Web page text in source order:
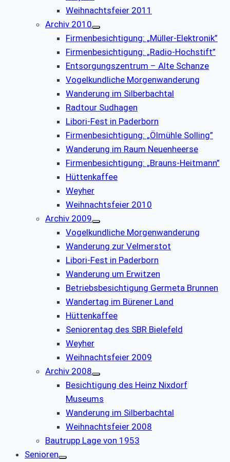
Weihnachtsfeier 2011
Archiv 2010
Firmenbesichtigung: „Müller-Elektronik”
Firmenbesichtigung: „Radio-Hochstift”
Entsorgungszentrum – Alte Schanze
Vogelkundliche Morgenwanderung
Wanderung im Silberbachtal
Radtour Sudhagen
Libori-Fest in Paderborn
Firmenbesichtigung: „Ölmühle Solling”
Wanderung im Raum Neuenheerse
Firmenbesichtigung: „Brauns-Heitmann”
Hüttenkaffee
Weyher
Weihnachtsfeier 2010
Archiv 2009
Vogelkundliche Morgenwanderung
Wanderung zur Velmerstot
Libori-Fest in Paderborn
Wanderung um Erwitzen
Betriebsbesichtigung Germeta Brunnen
Wandertag im Bürener Land
Hüttenkaffee
Seniorentag des SBR Bielefeld
Weyher
Weihnachtsfeier 2009
Archiv 2008
Besichtigung des Heinz Nixdorf
Museums
Wanderung im Silberbachtal
Weihnachtsfeier 2008
Bautrupp Lage von 1953
Senioren